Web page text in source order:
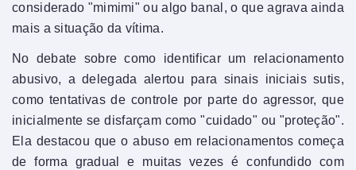
considerado "mimimi" ou algo banal, o que agrava ainda
mais a situação da vítima.
No debate sobre como identificar um relacionamento
abusivo, a delegada alertou para sinais iniciais sutis,
como tentativas de controle por parte do agressor, que
inicialmente se disfarçam como "cuidado" ou "proteção".
Ela destacou que o abuso em relacionamentos começa
de forma gradual e muitas vezes é confundido com